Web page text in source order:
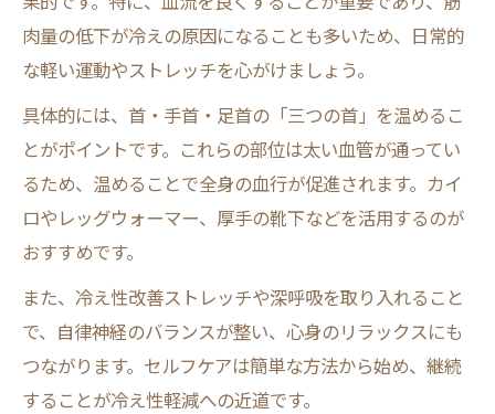
慣
冷え性対策で意識したい飲み物の選び方
体験談に学ぶ冷え性に効いた飲み物の工夫
冷え性軽減につながる成分と効果のまとめ
冷え性の原因から考える効果的な生活習慣
冷え性軽減のために原因を知る重要性
冷え性改善に役立つ生活習慣の基本とは
冷え性の原因別・対策の具体的な工夫例
冷え性軽減を目指す毎日の習慣見直し術
自律神経を整える冷え性改善の生活法
肉量の低下が冷えの原因になることも多いため、日常的
な軽い運動やストレッチを心がけましょう。
具体的には、首・手首・足首の「三つの首」を温めるこ
とがポイントです。これらの部位は太い血管が通ってい
るため、温めることで全身の血行が促進されます。カイ
ロやレッグウォーマー、厚手の靴下などを活用するのが
おすすめです。
また、冷え性改善ストレッチや深呼吸を取り入れること
で、自律神経のバランスが整い、心身のリラックスにも
つながります。セルフケアは簡単な方法から始め、継続
することが冷え性軽減への近道です。